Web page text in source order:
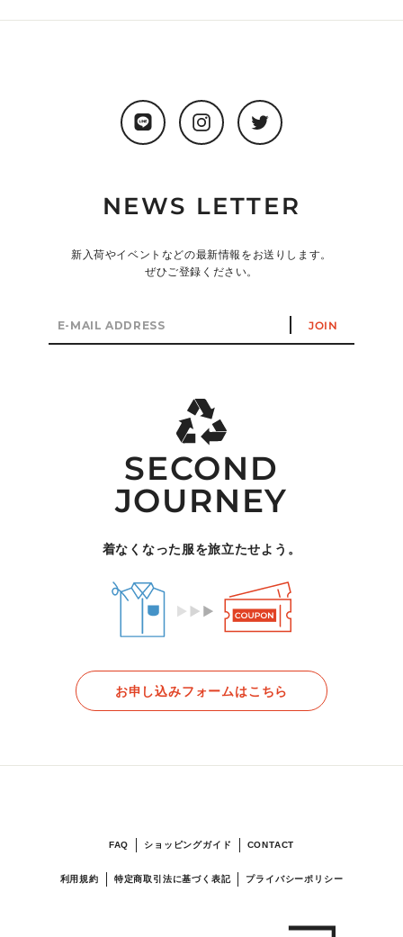
LINE InstagramTwitter
NEWS LETTER
新入荷やイベントなどの最新情報をお送りします。
ぜひご登録ください。
address
JOIN
SECOND
JOURNEY
着なくなった服を旅立たせよう。
お申し込みフォームはこちら
FAQ ショッピングガイド CONTACT
利用規約 特定商取引法に基づく表記 プライバシーポリシー